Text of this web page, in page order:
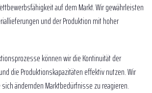
auf dem Markt. Wir gewährleisten
und der Produktion mit hoher
können wir die Kontinuität der
die Produktionskapazitäten effektiv nutzen. Wir
ändernden Marktbedürfnisse zu reagieren.